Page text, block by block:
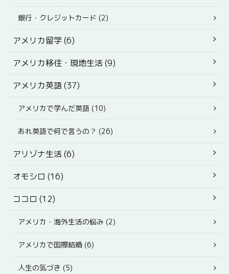
銀行・クレジットカード (2)
アメリカ留学 (6)
アメリカ移住・現地生活 (9)
アメリカ英語 (37)
アメリカで学んだ英語 (10)
あれ英語で何で言うの？ (26)
アリゾナ生活 (6)
オモシロ (16)
ココロ (12)
アメリカ・海外生活の悩み (2)
アメリカで国際結婚 (6)
人生の気づき (5)